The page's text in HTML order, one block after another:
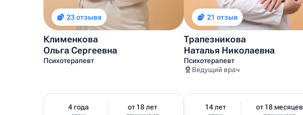
23 отзыва
Клименкова
Ольга Сергеевна
Психотерапевт
4 года от 18 лет
21 отзыв
Трапезникова
Наталья Николаевна
Психотерапевт
Ведущий врач
14 лет от 18 месяцев